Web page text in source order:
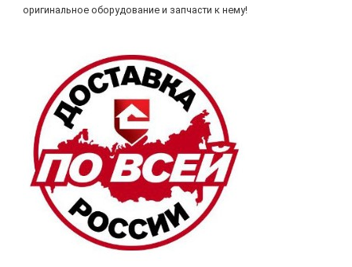
оригинальное оборудование и запчасти к нему!